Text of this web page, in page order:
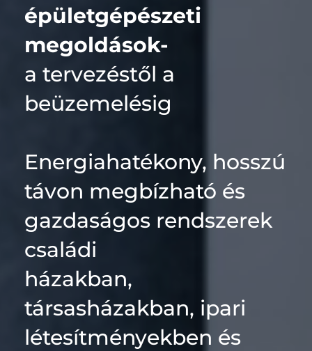
épületgépészeti
megoldások-
a tervezéstől a
beüzemelésig
Energiahatékony, hosszú
távon megbízható és
gazdaságos rendszerek
családi
társasházakban, ipari
létesítményekben és